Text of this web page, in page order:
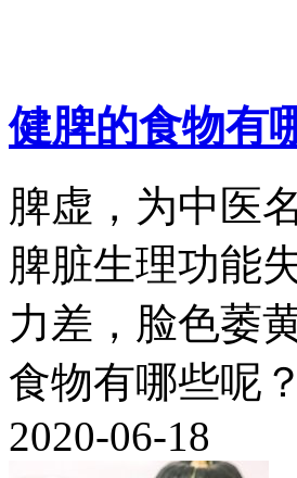
健脾的食物有
脾虚，为中医
脾脏生理功能
力差，脸色萎
食物有哪些呢
2020-06-18